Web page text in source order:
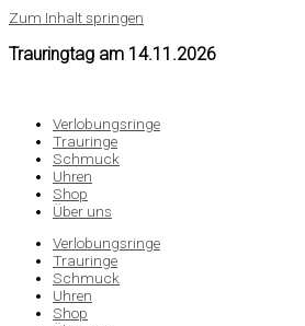
Zum Inhalt springen
Trauringtag am 14.11.2026
Verlobungsringe
Trauringe
Schmuck
Uhren
Shop
Über uns
Verlobungsringe
Trauringe
Schmuck
Uhren
Shop